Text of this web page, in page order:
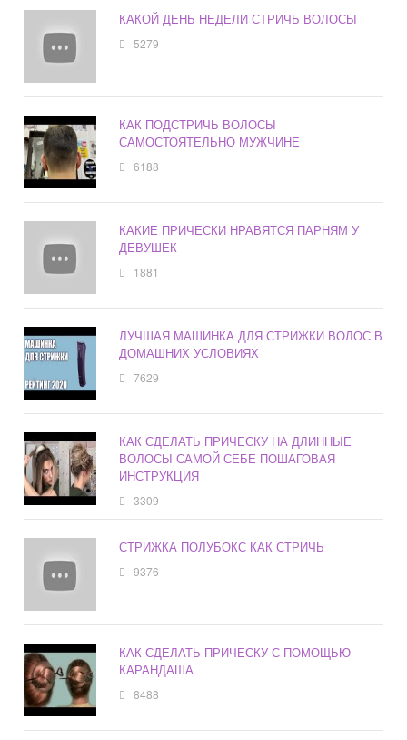
КАКОЙ ДЕНЬ НЕДЕЛИ СТРИЧЬ ВОЛОСЫ
5279
КАК ПОДСТРИЧЬ ВОЛОСЫ
САМОСТОЯТЕЛЬНО МУЖЧИНЕ
6188
КАКИЕ ПРИЧЕСКИ НРАВЯТСЯ ПАРНЯМ У
ДЕВУШЕК
1881
ЛУЧШАЯ МАШИНКА ДЛЯ СТРИЖКИ ВОЛОС В
ДОМАШНИХ УСЛОВИЯХ
7629
КАК СДЕЛАТЬ ПРИЧЕСКУ НА ДЛИННЫЕ
ВОЛОСЫ САМОЙ СЕБЕ ПОШАГОВАЯ
ИНСТРУКЦИЯ
3309
СТРИЖКА ПОЛУБОКС КАК СТРИЧЬ
9376
КАК СДЕЛАТЬ ПРИЧЕСКУ С ПОМОЩЬЮ
КАРАНДАША
8488